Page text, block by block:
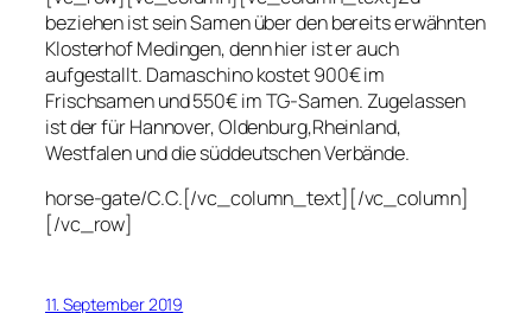
beziehen ist sein Samen über den bereits erwähnten
Klosterhof Medingen, denn hier ist er auch
aufgestallt. Damaschino kostet 900€ im
Frischsamen und 550€ im TG-Samen. Zugelassen
ist der für Hannover, Oldenburg,Rheinland,
Westfalen und die süddeutschen Verbände.
horse-gate/C.C.[/vc_column_text][/vc_column]
[/vc_row]
11. September 2019